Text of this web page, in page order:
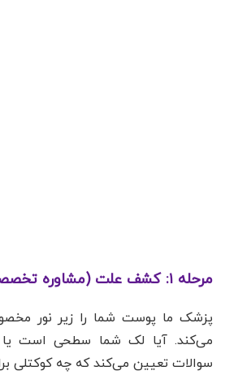
مرحله ۱: کشف علت (مشاوره تخصصی)
پزشک ما پوست شما را زیر نور
می‌کند. آیا لک شما سطحی است
سوالات تعیین می‌کند که چه کوکتلی